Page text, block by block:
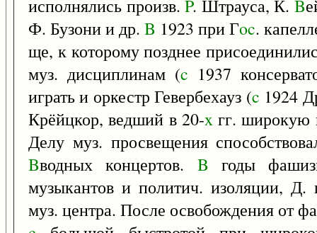
исполнялись произв.P. Штрауса, К. B
Ф. Бузони и др. B 1923 при Гoc.
ще, к которому позднее
муз. дисциплинам (c 1937
играть и оркестр Гевербехауз (c 1924
Крёйцкор, ведший в 20-xгг. широкую
Делу муз. просвещения
Bводных концертов. B годы
музыкантов и политич. изоляции, Д.
муз. центра. После освобождения от